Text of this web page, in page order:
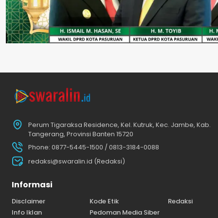
Perum Tigaraksa Residence, Kel. Kutruk, Kec. Jambe, Kab.
Tangerang, Provinsi Banten 15720
Phone: 0877-5445-1500 / 0813-3184-0088
redaksi@swaralin.id (Redaksi)
Informasi
Disclaimer Kode Etik
Redaksi
Info Iklan
Pedoman Media Siber